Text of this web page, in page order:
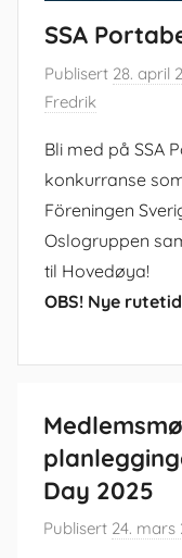
SSA
Publisert 28. april
Fredrik
Bli med på SSA
konkurranse
Föreningen
Oslogruppen
til Hovedøya!
OBS! Nye
Day 2025
Publisert 24. mars